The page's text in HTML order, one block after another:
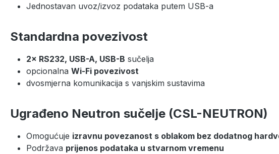
Jednostavan uvoz/izvoz podataka putem USB-a
Standardna povezivost
2× RS232, USB-A, USB-B sučelja
opcionalna Wi-Fi povezivost
dvosmjerna komunikacija s vanjskim sustavima
Ugrađeno Neutron sučelje (CSL-NEUTRON)
Omogućuje izravnu povezanost s oblakom bez dodatnog
Podržava prijenos podataka u stvarnom vremenu